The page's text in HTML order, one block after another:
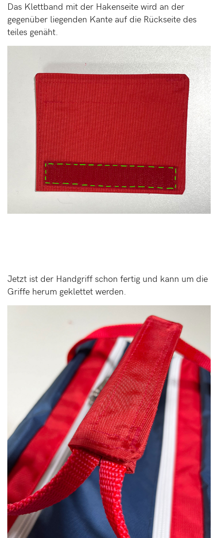
Das Klettband mit der Hakenseite wird an der
gegenüber liegenden Kante auf die Rückseite des
teiles genäht.
Jetzt ist der Handgriff schon fertig und kann um die
Griffe herum geklettet werden.